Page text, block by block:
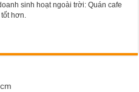
sinh hoạt ngoài trời: Quán cafe
hơn.